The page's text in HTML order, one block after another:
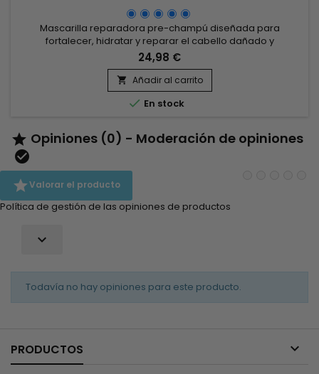
Mascarilla reparadora pre-champú diseñada para
fortalecer, hidratar y reparar el cabello dañado y
quebradizo.&nbsp; Gracias a su fórmula enriquecida con
extractos de Chébé africano (mezcla de manteca de Karité,
aceite de Baobab, etc.) Design Essentials African Chébé
Herbal Pre-Wash Intense Repair Mask hidrata
profundamente para un cabello más suave y...
24,98 €
 Añadir al carrito
 En stock
 Opiniones (0) - Moderación de opiniones

Valorar el producto
Política de gestión de las opiniones de productos

Todavía no hay opiniones para este producto.
PRODUCTOS 